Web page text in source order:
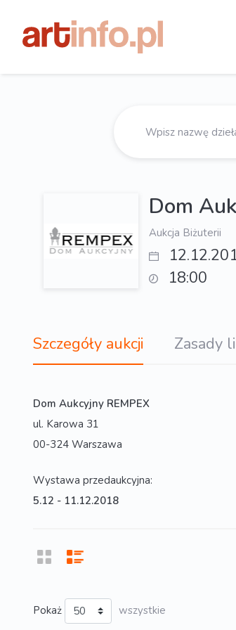
Dom
Aukcja Biżuterii
18:00
Szczegóły aukcji Zasady
Dom Aukcyjny REMPEX
ul. Karowa 31
00-324 Warszawa
Wystawa przedaukcyjna:
5.12 - 11.12.2018
Pokaż wszystkie